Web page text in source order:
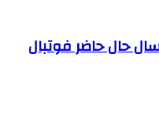
بازیکن برتر بالای ۳۵ سال حال حاضر فوتبال